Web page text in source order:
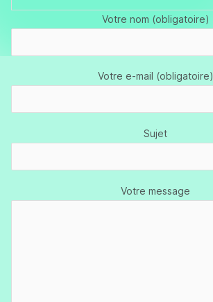
Votre nom (obligatoire)
Votre e-mail (obligatoire)
Sujet
Votre message